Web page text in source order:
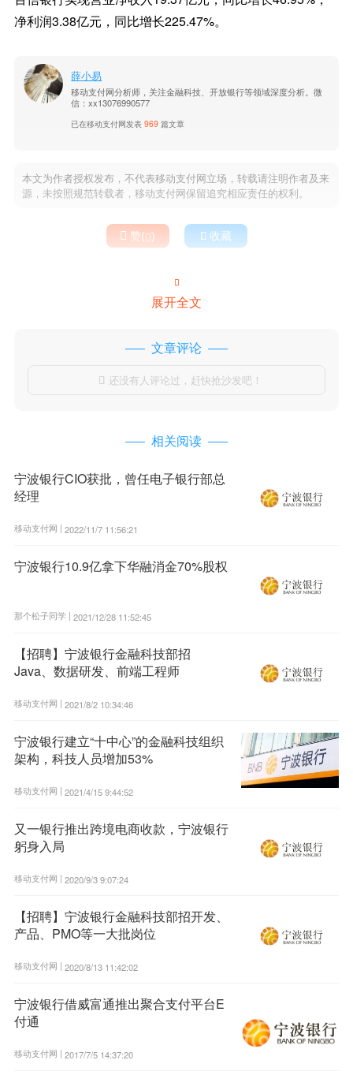
净利润3.38亿元，同比增长225.47%。
薛小易
移动支付网分析师，关注金融科技、开放银行等领域深度分析。微
信：xx13076990577
已在移动支付网发表969 篇文章
本文为作者授权发布，不代表移动支付网立场，转载请注明作者及来
源，未按照规范转载者，移动支付网保留追究相应责任的权利。
 赞()  收藏

展开全文
文章评论
 还没有人评论过，赶快抢沙发吧！
相关阅读
宁波银行CIO获批，曾任电子银行部总
经理
移动支付网 | 2022/11/7 11:56:21
宁波银行10.9亿拿下华融消金70%股权
那个松子同学 | 2021/12/28 11:52:45
【招聘】宁波银行金融科技部招
Java、数据研发、前端工程师
移动支付网 | 2021/8/2 10:34:46
宁波银行建立“十中心”的金融科技组织
架构，科技人员增加53%
移动支付网 | 2021/4/15 9:44:52
又一银行推出跨境电商收款，宁波银行
躬身入局
移动支付网 | 2020/9/3 9:07:24
【招聘】宁波银行金融科技部招开发、
产品、PMO等一大批岗位
移动支付网 | 2020/8/13 11:42:02
宁波银行借威富通推出聚合支付平台E
付通
移动支付网 | 2017/7/5 14:37:20